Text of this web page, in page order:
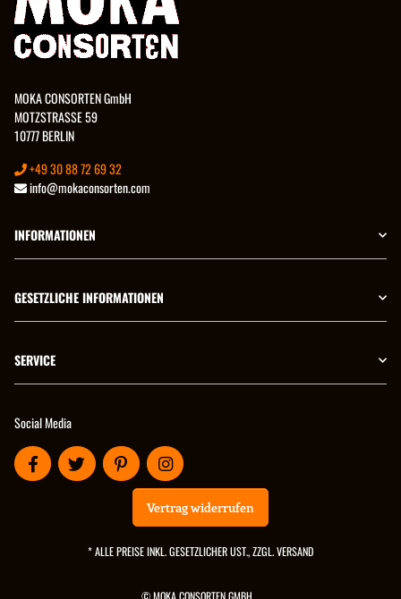
MOKA CONSORTEN GmbH
MOTZSTRASSE 59
10777 BERLIN
+49 30 88 72 69 32
info@mokaconsorten.com
INFORMATIONEN
GESETZLICHE INFORMATIONEN
SERVICE
Social Media
Vertrag widerrufen
* ALLE PREISE INKL. GESETZLICHER UST., ZZGL.VERSAND